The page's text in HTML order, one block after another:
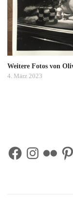
Weitere Fotos von
4. März 2023
FacebookInstagram
Flickr